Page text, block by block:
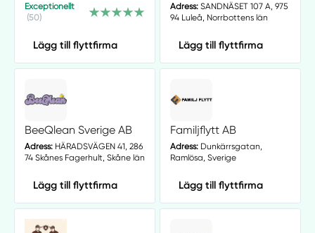
Exceptionellt
(50)
Lägg till flyttfirma
Adress:SANDNÄSET 107 A, 975
94 Luleå, Norrbottens län
Lägg till flyttfirma
BeeQlean Sverige AB
Adress:HÄRADSVÄGEN 41, 286
74 Skånes Fagerhult, Skåne län
Lägg till flyttfirma
Familjflytt AB
Adress:Dunkärrsgatan,
Ramlösa, Sverige
Lägg till flyttfirma